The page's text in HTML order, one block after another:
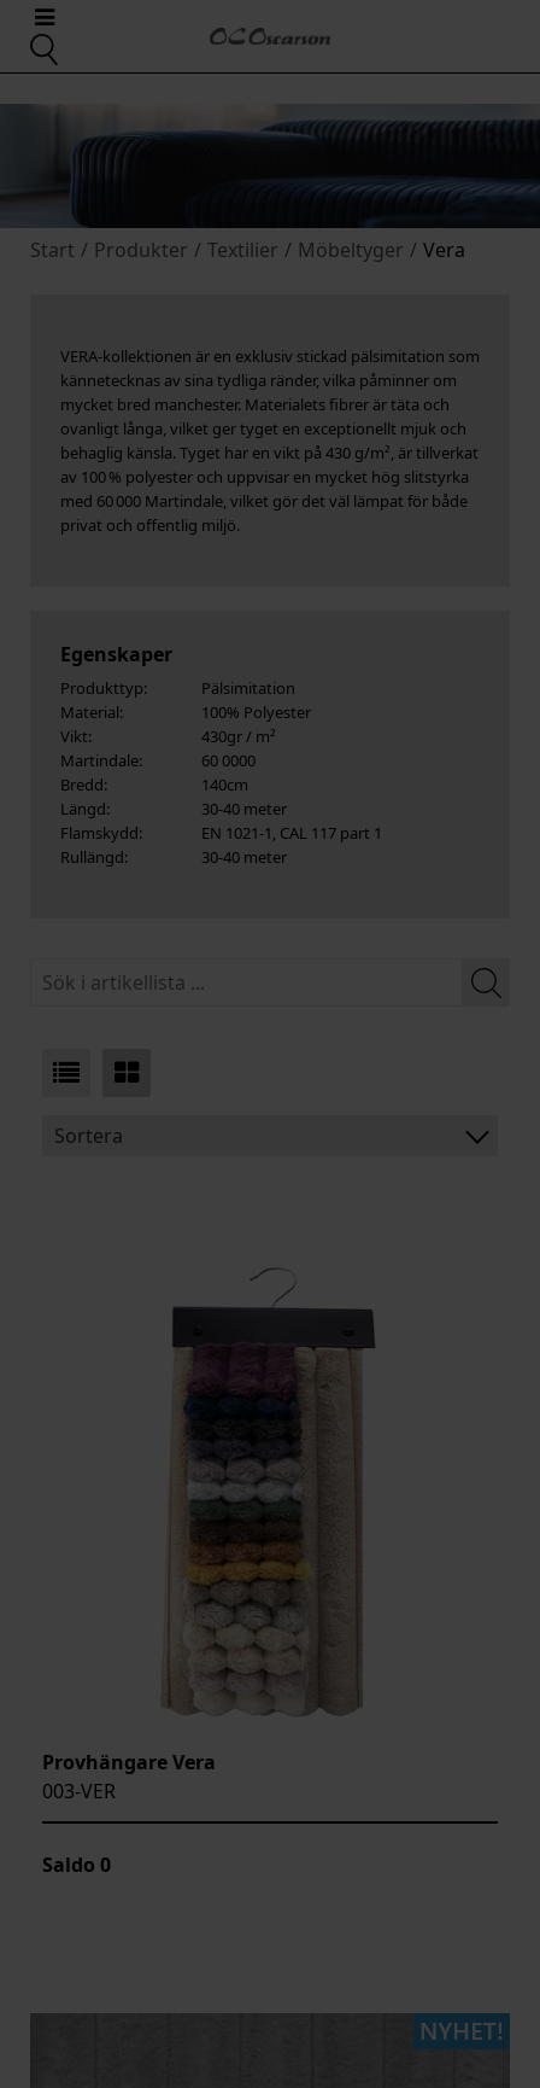
Start / Produkter / Textilier / Möbeltyger / Vera
VERA‑kollektionen är en exklusiv stickad pälsimitation som
kännetecknas av sina tydliga ränder, vilka påminner om
mycket bred manchester. Materialets fibrer är täta och
ovanligt långa, vilket ger tyget en exceptionellt mjuk och
behaglig känsla. Tyget har en vikt på 430 g/m², är tillverkat
av 100 % polyester och uppvisar en mycket hög slitstyrka
med 60 000 Martindale, vilket gör det väl lämpat för både
privat och offentlig miljö.
Egenskaper
Produkttyp:
Pälsimitation
Material:
100% Polyester
Vikt:
430gr / m²
Martindale:
60 0000
Bredd:
140cm
Längd:
30-40 meter
Flamskydd:
EN 1021-1, CAL 117 part 1
Rullängd:
30-40 meter
Sortera
MATERIAL:
Provhängare Vera
003-VER
Saldo 0